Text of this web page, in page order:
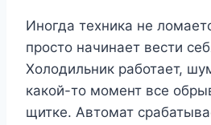
Иногда техника не
просто начинает вести
Холодильник работает,
какой-то момент все
щитке. Автомат